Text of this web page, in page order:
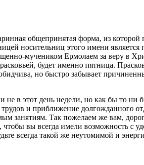
общепринятая форма, из которой
носительниц этого имени
мучеником Ермолаем за веру в
будет именно пятница.
но быстро забывает
не в этот день недели, но как бы то
и приближение долгожданного
занятиям. Так пожелаем же вам,
вы всегда имели возможность с
всегда такой же неутомимой и